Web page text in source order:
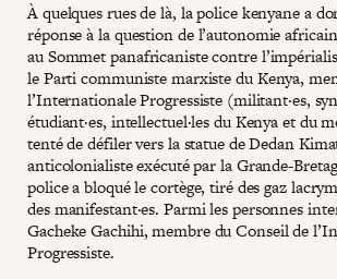
À quelques rues de là, la police kenyane a
réponse à la question de l’autonomie
au Sommet panafricaniste contre
le Parti communiste marxiste du Kenya,
l’Internationale Progressiste (militant·es,
étudiant·es, intellectuel·les du Kenya et du
tenté de défiler vers la statue de Dedan
anticolonialiste exécuté par la Grande-
police a bloqué le cortège, tiré des gaz
des manifestant·es. Parmi les personnes
Gacheke Gachihi, membre du Conseil de
Progressiste.